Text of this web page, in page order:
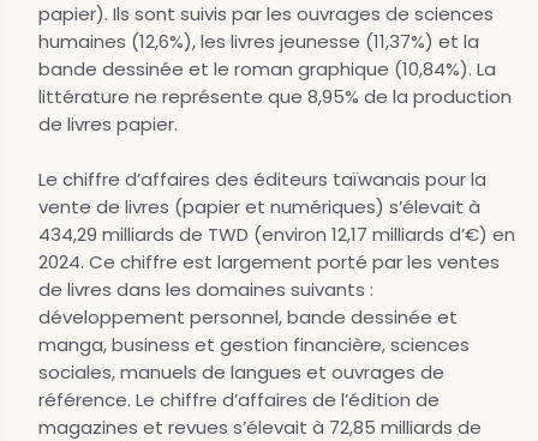
papier). Ils sont suivis par les ouvrages de sciences
humaines (12,6%), les livres jeunesse (11,37%) et la
bande dessinée et le roman graphique (10,84%). La
littérature ne représente que 8,95% de la production
de livres papier.
Le chiffre d’affaires des éditeurs taïwanais pour la
vente de livres (papier et numériques) s’élevait à
434,29 milliards de TWD (environ 12,17 milliards d’€) en
2024. Ce chiffre est largement porté par les ventes
de livres dans les domaines suivants :
développement personnel, bande dessinée et
manga, business et gestion financière, sciences
sociales, manuels de langues et ouvrages de
référence. Le chiffre d’affaires de l’édition de
magazines et revues s’élevait à 72,85 milliards de